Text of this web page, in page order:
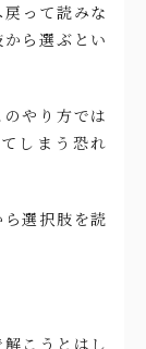
って読みな
ら選ぶとい
やり方では
しまう恐れ
選択肢を読
こうとはし